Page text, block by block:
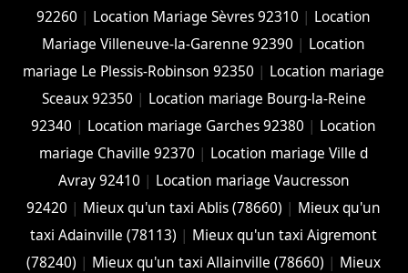
92260 | Location Mariage Sèvres 92310 | Location
Mariage Villeneuve-la-Garenne 92390 | Location
mariage Le Plessis-Robinson 92350 | Location mariage
Sceaux 92350 | Location mariage Bourg-la-Reine
92340 | Location mariage Garches 92380 | Location
mariage Chaville 92370 | Location mariage Ville d
Avray 92410 | Location mariage Vaucresson
92420 | Mieux qu'un taxi Ablis (78660) | Mieux qu'un
taxi Adainville (78113) | Mieux qu'un taxi Aigremont
(78240) | Mieux qu'un taxi Allainville (78660) | Mieux